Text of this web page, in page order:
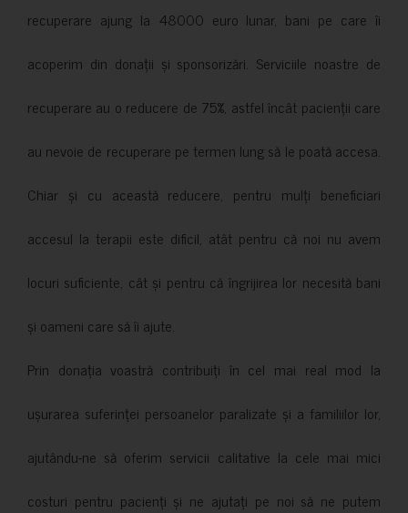
recuperare ajung la 48000 euro lunar, bani pe care îi
acoperim din donații și sponsorizări. Serviciile noastre de
recuperare au o reducere de 75%, astfel încât pacienții care
au nevoie de recuperare pe termen lung să le poată accesa.
Chiar și cu această reducere, pentru mulți beneficiari
accesul la terapii este dificil, atât pentru că noi nu avem
locuri suficiente, cât și pentru că îngrijirea lor necesită bani
și oameni care să îi ajute.
Prin donația voastră contribuiți în cel mai real mod la
ușurarea suferinței persoanelor paralizate și a familiilor lor,
ajutându-ne să oferim servicii calitative la cele mai mici
costuri pentru pacienți și ne ajutați pe noi să ne putem